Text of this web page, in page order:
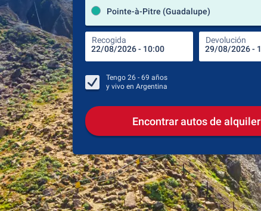
Pointe-à-Pitre (Guadalupe)
Recogida Devolución
Tengo 26 - 69 años
y vivo en Argentina
Encontrar autos de alquiler